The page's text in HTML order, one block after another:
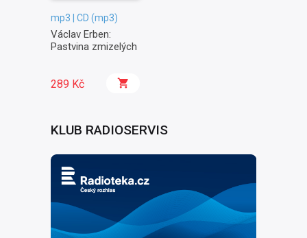
mp3 | CD (mp3)
Václav Erben:
Pastvina zmizelých
289 Kč
KLUB RADIOSERVIS